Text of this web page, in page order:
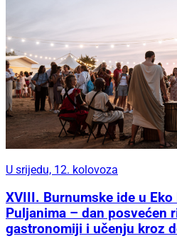
U srijedu, 12. kolovoza
XVIII. Burnumske ide u Eko
Puljanima – dan posvećen
gastronomiji i učenju kroz